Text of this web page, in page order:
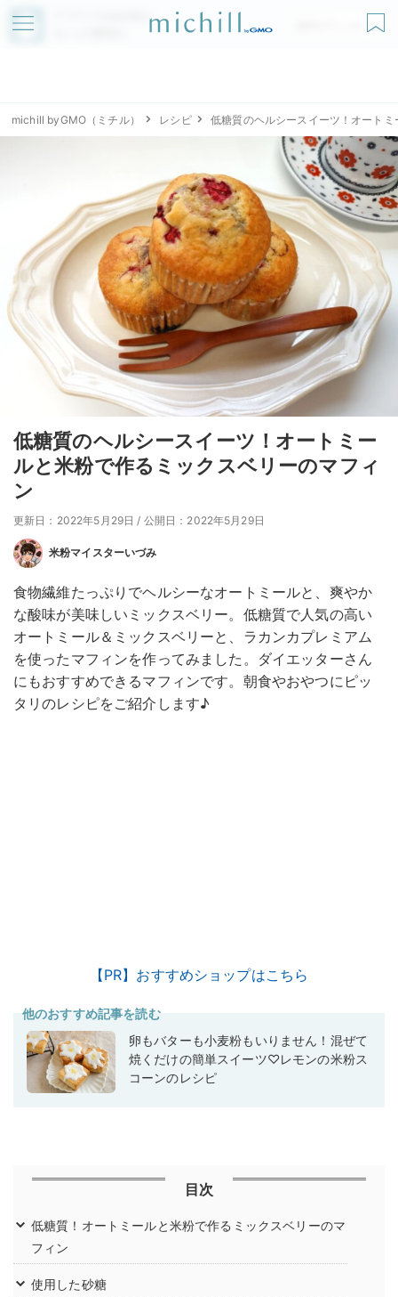
アプリでmichillが
無料ダウンロード
michill byGMO（ミチル） レシピ 低糖質のヘルシースイーツ！オート
低糖質のヘルシースイーツ！オートミー
ルと米粉で作るミックスベリーのマフィ
ン
更新日：2022年5月29日 / 公開日：2022年5月29日
米粉マイスターいづみ
食物繊維たっぷりでヘルシーなオートミールと、爽やか
な酸味が美味しいミックスベリー。低糖質で人気の高い
オートミール＆ミックスベリーと、ラカンカプレミアム
を使ったマフィンを作ってみました。ダイエッターさん
にもおすすめできるマフィンです。朝食やおやつにピッ
タリのレシピをご紹介します♪
【PR】おすすめショップはこちら
他のおすすめ記事を読む
卵もバターも小麦粉もいりません！混ぜて
焼くだけの簡単スイーツ♡レモンの米粉ス
コーンのレシピ
目次
低糖質！オートミールと米粉で作るミックスベリーのマ
フィン
使用した砂糖